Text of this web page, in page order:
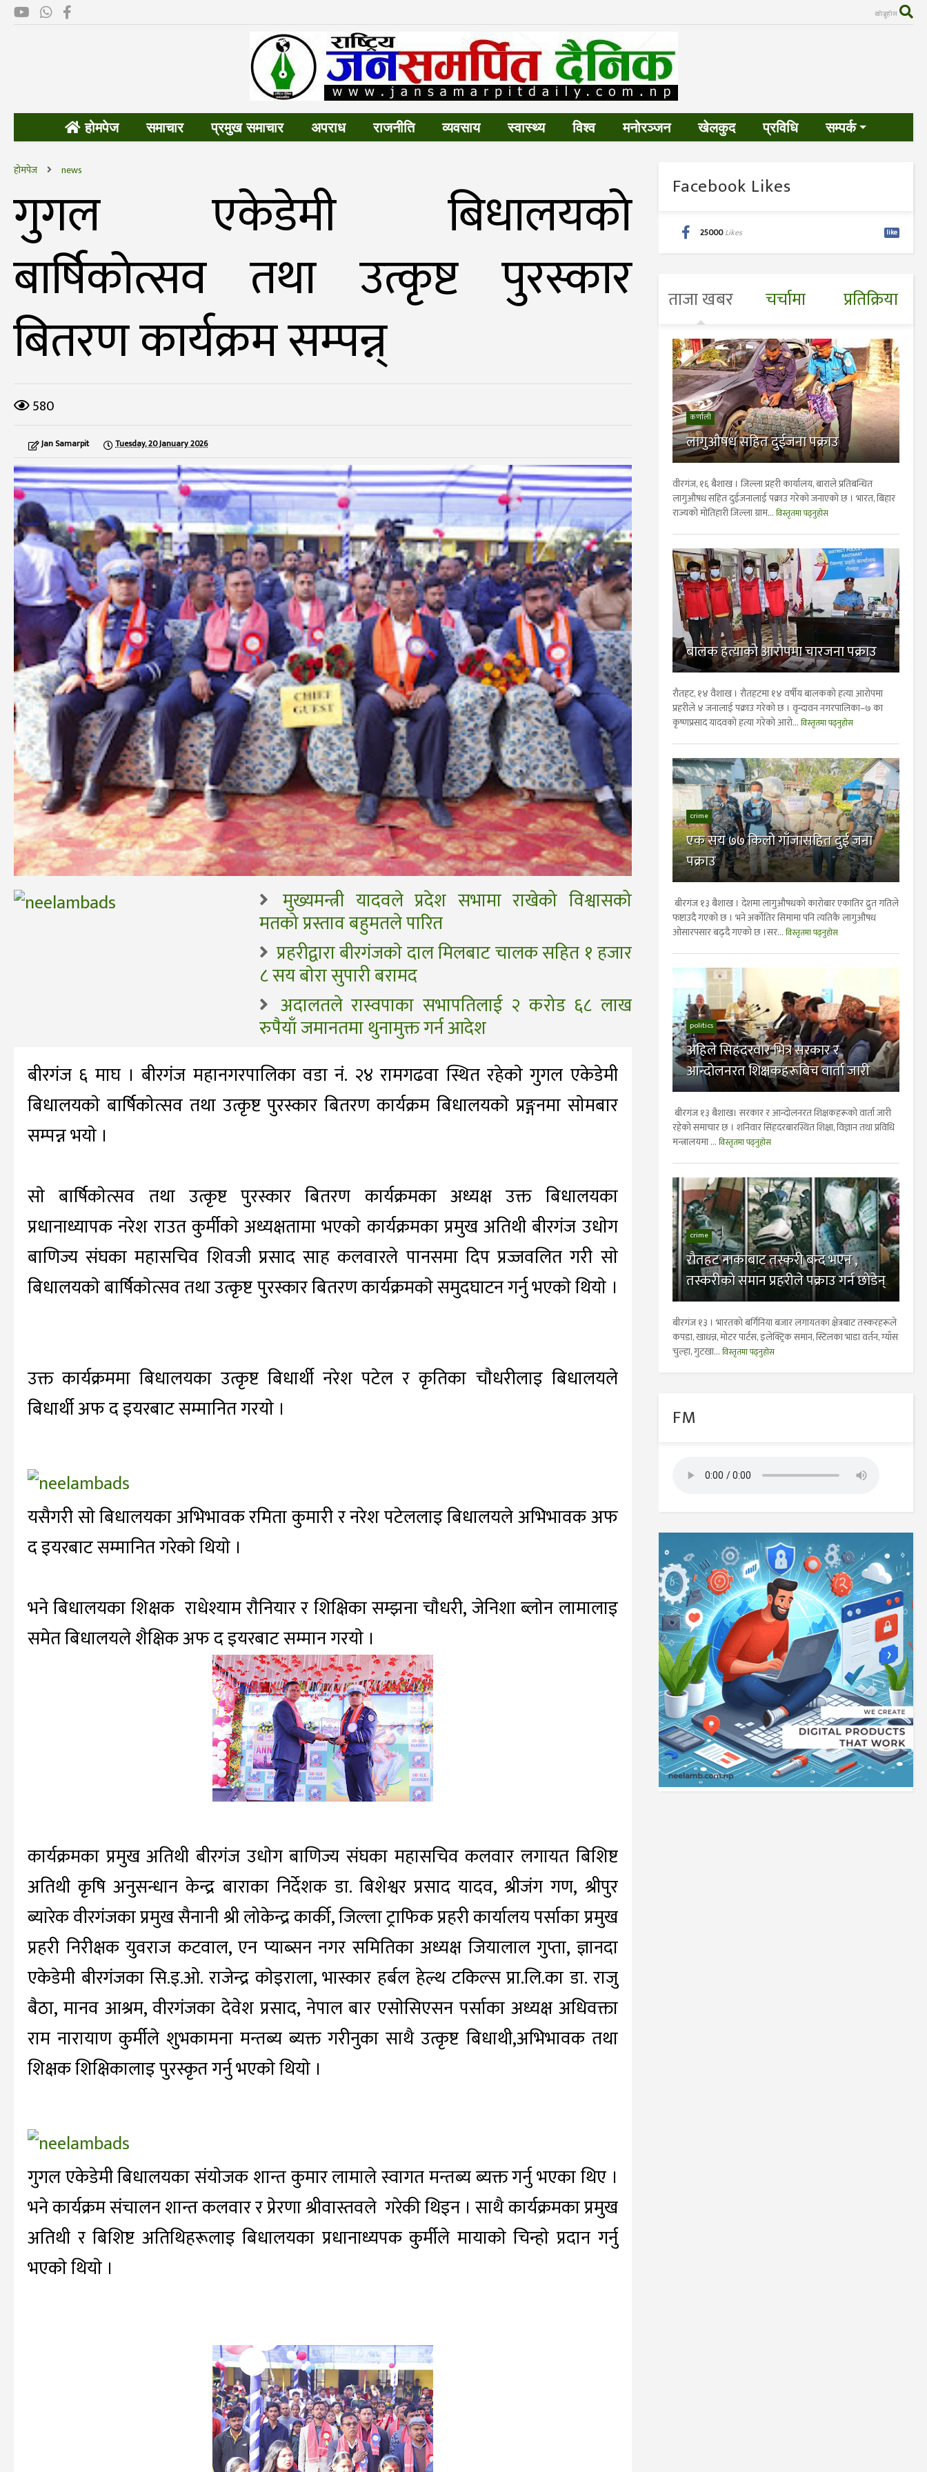
खोज्नुहोस
होमपेज समाचार प्रमुख समाचार अपराध राजनीति व्यवसाय स्वास्थ्य विश्व मनोरञ्जन खेलकुद प्रविधि सम्पर्क
होमपेज news
गुगल एकेडेमी बिधालयकाे
बार्षिकाेत्सव तथा उत्कृष्ट पुरस्कार
बितरण कार्यक्रम सम्पन्न्
580
Jan Samarpit Tuesday, 20 January 2026
मुख्यमन्त्री यादवले प्रदेश सभामा राखेको विश्वासको
मतको प्रस्ताव बहुमतले पारित
प्रहरीद्वारा बीरगंजकाे दाल मिलबाट चालक सहित १ हजार
८ सय बाेरा सुपारी बरामद
अदालतले रास्वपाका सभापतिलाई २ करोड ६८ लाख
रुपैयाँ जमानतमा थुनामुक्त गर्न आदेश
बीरगंज ६ माघ । बीरगंज महानगरपालिका वडा नं. २४ रामगढवा स्थित रहेकाे गुगल एकेडेमी
बिधालयकाे बार्षिकाेत्सव तथा उत्कृष्ट पुरस्कार बितरण कार्यक्रम बिधालयकाे प्रङ्गनमा साेमबार
सम्पन्न भयाे ।
साे बार्षिकाेत्सव तथा उत्कृष्ट पुरस्कार बितरण कार्यक्रमका अध्यक्ष उक्त बिधालयका
प्रधानाध्यापक नरेश राउत कुर्मीकाे अध्यक्षतामा भएकाे कार्यक्रमका प्रमुख अतिथी बीरगंज उधाेग
बाणिज्य संघका महासचिव शिवजी प्रसाद साह कलवारले पानसमा दिप प्रज्जवलित गरी साे
बिधालयकाे बार्षिकाेत्सव तथा उत्कृष्ट पुरस्कार बितरण कार्यक्रमकाे समुदघाटन गर्नु भएकाे थियाे ।
उक्त कार्यक्रममा बिधालयका उत्कृष्ट बिधार्थी नरेश पटेल र कृतिका चाैधरीलाइ बिधालयले
बिधार्थी अफ द इयरबाट सम्मानित गरयाे ।
यसैगरी साे बिधालयका अभिभावक रमिता कुमारी र नरेश पटेललाइ बिधालयले अभिभावक अफ
द इयरबाट सम्मानित गरेकाे थियाे ।
भने बिधालयका शिक्षक राधेश्याम राैनियार र शिक्षिका सम्झना चाैधरी, जेनिशा ब्लाेन लामालाइ
समेत बिधालयले शैक्षिक अफ द इयरबाट सम्मान गरयाे ।
कार्यक्रमका प्रमुख अतिथी बीरगंज उधाेग बाणिज्य संघका महासचिव कलवार लगायत बिशिष्ट
अतिथी कृषि अनुसन्धान केन्द्र बाराका निर्देशक डा. बिशेश्वर प्रसाद यादव, श्रीजंग गण, श्रीपुर
ब्यारेक वीरगंजका प्रमुख सैनानी श्री लोकेन्द्र कार्की, जिल्ला ट्राफिक प्रहरी कार्यालय पर्साका प्रमुख
प्रहरी निरीक्षक युवराज कटवाल, एन प्याब्सन नगर समितिका अध्यक्ष जियालाल गुप्ता, ज्ञानदा
एकेडेमी बीरगंजका सि.इ.ओ. राजेन्द्र काेइराला, भास्कार हर्बल हेल्थ टकिल्स प्रा.लि.का डा. राजु
बैठा, मानव आश्रम, वीरगंजका देवेश प्रसाद, नेपाल बार एसाेसिएसन पर्साका अध्यक्ष अधिवक्ता
राम नारायाण कुर्मीले शुभकामना मन्तब्य ब्यक्त गरीनुका साथै उत्कृष्ट बिधाथी,अभिभावक तथा
शिक्षक शिक्षिकालाइ पुरस्कृत गर्नु भएकाे थियाे ।
गुगल एकेडेमी बिधालयका संयाेजक शान्त कुमार लामाले स्वागत मन्तब्य ब्यक्त गर्नु भएका थिए ।
भने कार्यक्रम संचालन शान्त कलवार र प्रेरणा श्रीवास्तवले गरेकी थिइन । साथै कार्यक्रमका प्रमुख
अतिथी र बिशिष्ट अतिथिहरूलाइ बिधालयका प्रधानाध्यपक कुर्मीले मायाकाे चिन्हाे प्रदान गर्नु
भएकाे थियाे ।
Facebook Likes
25000 Likes like
ताजा खबर चर्चामा प्रतिक्रिया
कर्णाली
लागुऔषध सहित दुईजना पक्राउ
वीरगंज, १६ बैशाख । जिल्ला प्रहरी कार्यालय, बाराले प्रतिबन्धित
लागुऔषध सहित दुईजनालाई पक्राउ गरेको जनाएको छ । भारत, बिहार
राज्यको मोतिहारी जिल्ला ग्राम... विस्तृतमा पढ्नुहोस
बालक हत्याको आरोपमा चारजना पक्राउ
रौतहट, १४ वैशाख । रौतहटमा १४ वर्षीय बालकको हत्या आरोपमा
प्रहरीले ४ जनालाई पक्राउ गरेको छ । वृन्दावन नगरपालिका–७ का
कृष्णप्रसाद यादवको हत्या गरेको आरो... विस्तृतमा पढ्नुहोस
crime
एक सय ७७ किलो गाँजासहित दुई जना
पक्राउ
बीरगंज १३ बैशाख । देशमा लागुऔषधको कारोबार एकातिर द्रुत गतिले
फष्टाउदै गएको छ । भने अर्कोतिर सिमामा पनि त्यतिकै लागुऔषध
ओसारपसार बढ्दै गएको छ ।सर... विस्तृतमा पढ्नुहोस
politics
अहिले सिहंदरवार भित्र सरकार र
आन्दोलनरत शिक्षकहरूबिच वार्ता जारी
बीरगंज १३ बैशाख। सरकार र आन्दोलनरत शिक्षकहरूको वार्ता जारी
रहेकाे समाचार छ । शनिवार सिंहदरबारस्थित शिक्षा, विज्ञान तथा प्रविधि
मन्त्रालयमा ... विस्तृतमा पढ्नुहोस
crime
राैतहट नाकाबाट तस्करी बन्द भएन ,
तस्करीकाे समान प्रहरीले पक्राउ गर्न छाेडेन्
बीरगंज १३ । भारतकाे बर्गिनिया बजार लगायतका क्षेत्रबाट तस्करहरूले
कपडा, खाधन्न, माेटर पार्टस, इलेक्ट्रिक समान, स्टिलका भाडा वर्तन, ग्याँस
चुल्हा, गुटखा... विस्तृतमा पढ्नुहोस
FM